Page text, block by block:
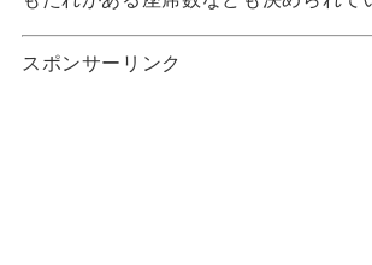
スポンサーリンク